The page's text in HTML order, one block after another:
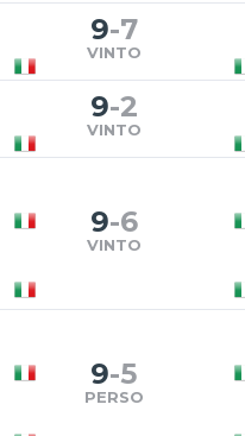
9-7
VINTO
9-2
VINTO
9-6
VINTO
9-5
PERSO